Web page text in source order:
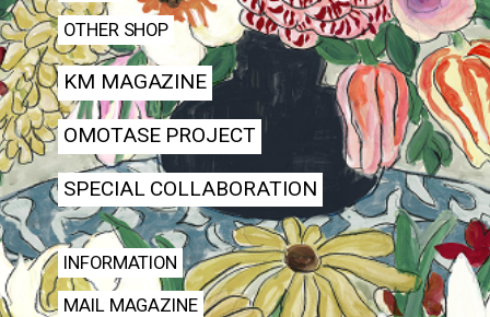
OTHER SHOP
KM MAGAZINE
OMOTASE PROJECT
SPECIAL COLLABORATION
INFORMATION
MAIL MAGAZINE